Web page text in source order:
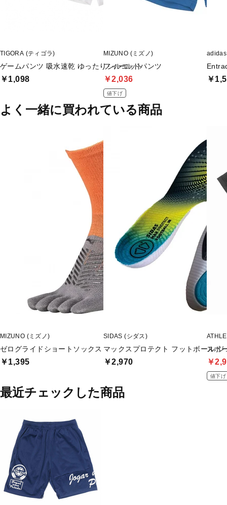
TIGORA (ティゴラ)
ゲームパンツ 吸水速乾 ゆったりシルエット
￥1,098
MIZUNO (ミズノ)
フィールドパンツ
￥2,036
値下げ
￥
よく一緒に買われている商品
MIZUNO (ミズノ)
ゼログライドショートソックス
￥1,395
SIDAS (シダス)
マックスプロテクト フットボール ジ
￥2,970
スポ
￥
値下げ
最近チェックした商品